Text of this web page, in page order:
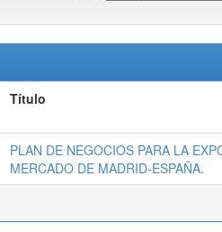
Título
PLAN DE NEGOCIOS PARA LA
MERCADO DE MADRID-ESPAÑA.